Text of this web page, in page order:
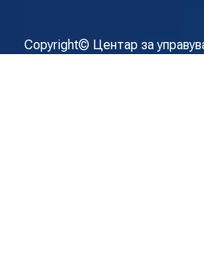
Copyright© Центар за